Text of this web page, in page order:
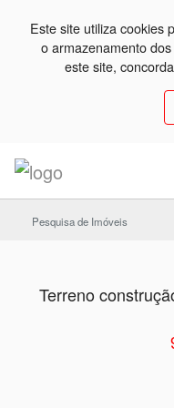
Este site utiliza cookies
o armazenamento
este site,
Pesquisa de Imóveis
Terreno